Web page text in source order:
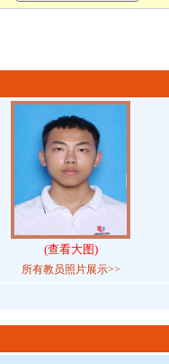
(查看大图)
所有教员照片展示>>